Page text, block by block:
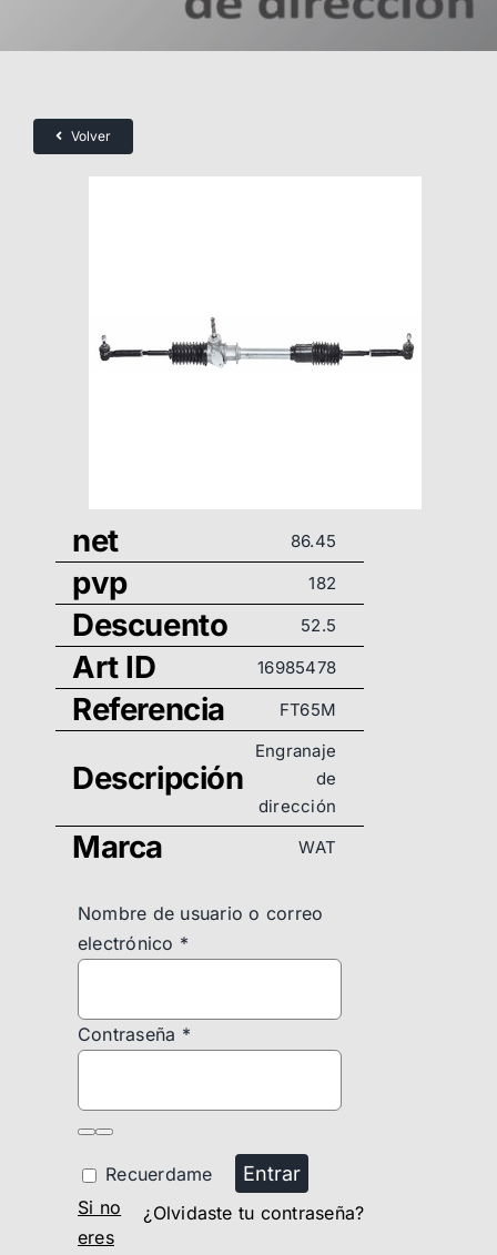
Volver
net 86.45
pvp 182
Descuento 52.5
Art ID 16985478
Referencia FT65M
Descripción
Engranaje
de
dirección
Marca WAT
Nombre de usuario o correo
electrónico *
Contraseña *
Recuerdame Entrar
¿Olvidaste tu contraseña?
Si no
eres